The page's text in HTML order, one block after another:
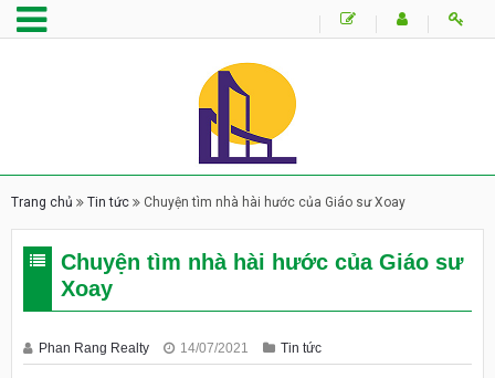
Trang chủ Tin tức Chuyện tìm nhà hài hước của Giáo sư Xoay
Chuyện tìm nhà hài hước của Giáo sư
Xoay
Phan Rang Realty 14/07/2021 Tin tức